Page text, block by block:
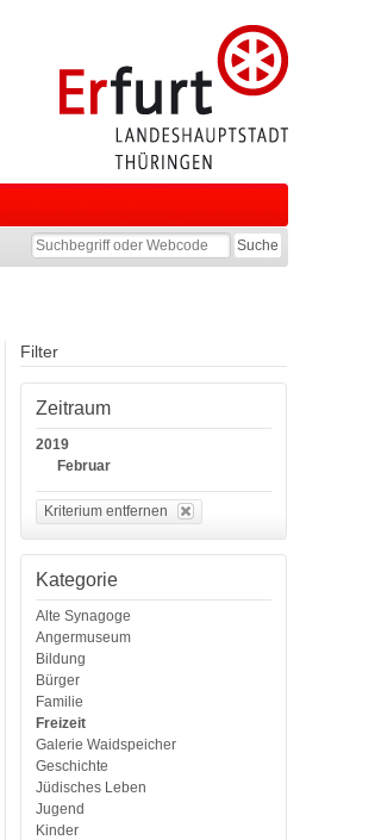
Filter
Zeitraum
2019
Februar
Kriterium entfernen
Kategorie
Alte Synagoge
Angermuseum
Bildung
Bürger
Familie
Freizeit
Galerie Waidspeicher
Geschichte
Jüdisches Leben
Jugend
Kinder